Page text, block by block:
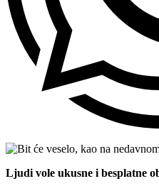
Ljudi vole ukusne i besplatne